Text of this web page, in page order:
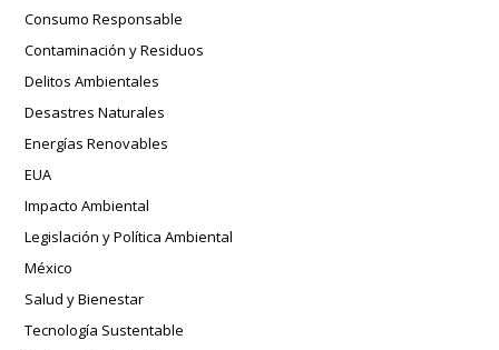
Consumo Responsable
Contaminación y Residuos
Delitos Ambientales
Desastres Naturales
Energías Renovables
EUA
Impacto Ambiental
Legislación y Política Ambiental
México
Salud y Bienestar
Tecnología Sustentable